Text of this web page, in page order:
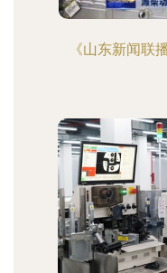
《山东新闻联